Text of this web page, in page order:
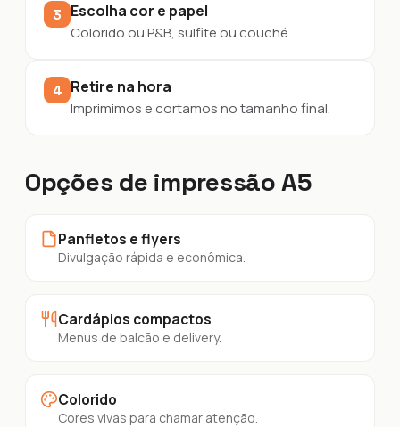
3 Escolha cor e papel
Colorido ou P&B, sulfite ou couché.
4 Retire na hora
Imprimimos e cortamos no tamanho final.
Opções de impressão A5
Panfletos e flyers
Divulgação rápida e econômica.
Cardápios compactos
Menus de balcão e delivery.
Colorido
Cores vivas para chamar atenção.